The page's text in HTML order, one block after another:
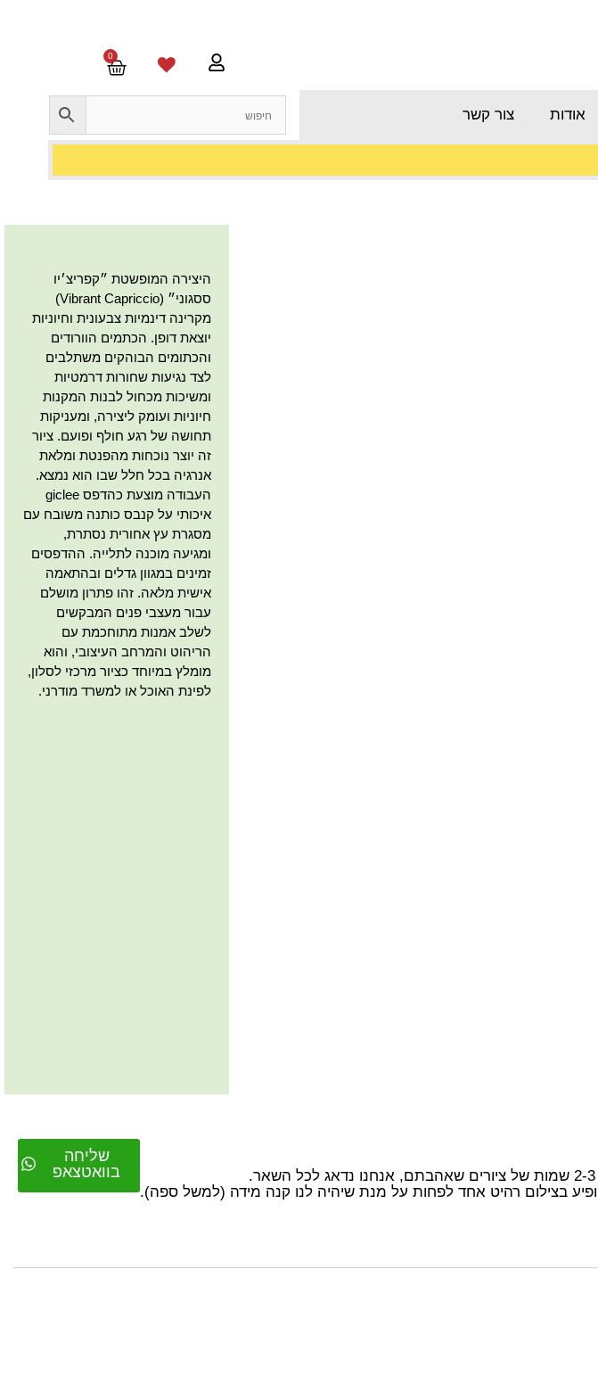
0
אודות צור קשר
היצירה המופשטת ״קפריצ׳יו
ססגוני״ (Vibrant Capriccio)
מקרינה דינמיות צבעונית וחיוניות
יוצאת דופן. הכתמים הוורודים
והכתומים הבוהקים משתלבים
לצד נגיעות שחורות דרמטיות
ומשיכות מכחול לבנות המקנות
חיוניות ועומק ליצירה, ומעניקות
תחושה של רגע חולף ופועם. ציור
זה יוצר נוכחות מהפנטת ומלאת
אנרגיה בכל חלל שבו הוא נמצא.
העבודה מוצעת כהדפס giclee
איכותי על קנבס כותנה משובח עם
מסגרת עץ אחורית נסתרת,
ומגיעה מוכנה לתלייה. ההדפסים
זמינים במגוון גדלים ובהתאמה
אישית מלאה. זהו פתרון מושלם
עבור מעצבי פנים המבקשים
לשלב אמנות מתוחכמת עם
הריהוט והמרחב העיצובי, והוא
מומלץ במיוחד כציור מרכזי לסלון,
לפינת האוכל או למשרד מודרני.
שליחה
בוואטצאפ
בצילום רהיט אחד לפחות על מנת שיהיה לנו קנה מידה (למשל ספה).